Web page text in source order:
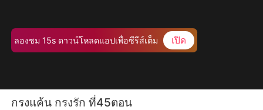
ลองชม 15s ดาวน์โหลดแอปเพื่อซีรีส์เต็ม เปิด
กรงแค้น กรงรัก ที่45ตอน